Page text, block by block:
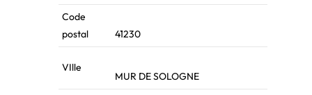
Code
postal
41230
VIlle
MUR DE SOLOGNE